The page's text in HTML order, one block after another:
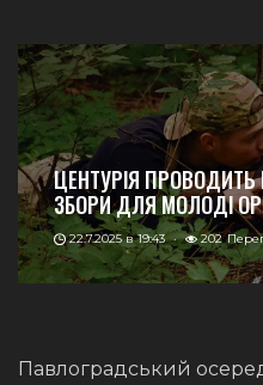
ЦЕНТУРІЯ
ЗБОРИ ДЛЯ МОЛОДІ
22.7.2025 в 19:43 · 202
Павлоградський